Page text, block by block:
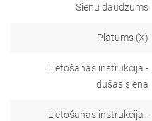
Sienu daudzums
Platums (X)
Lietošanas instrukcija -
dušas siena
Lietošanas instrukcija -